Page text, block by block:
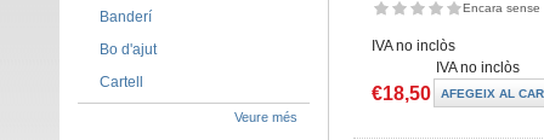
Encara sense
IVA no inclòs
IVA no inclòs
€18,50
Banderí
Bo d'ajut
Cartell
Veure més